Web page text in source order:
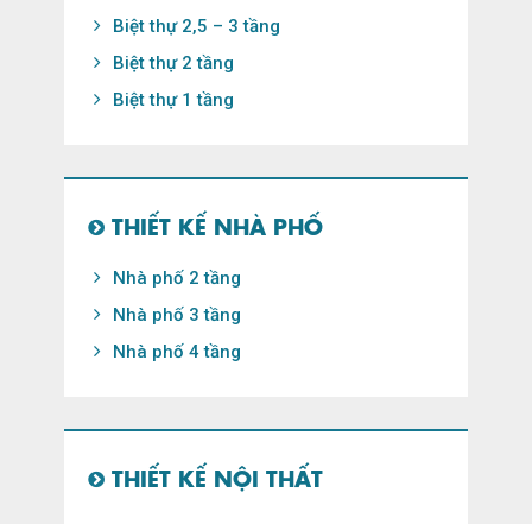
Biệt thự 2,5 – 3 tầng
Biệt thự 2 tầng
Biệt thự 1 tầng
THIẾT KẾ NHÀ PHỐ
Nhà phố 2 tầng
Nhà phố 3 tầng
Nhà phố 4 tầng
THIẾT KẾ NỘI THẤT